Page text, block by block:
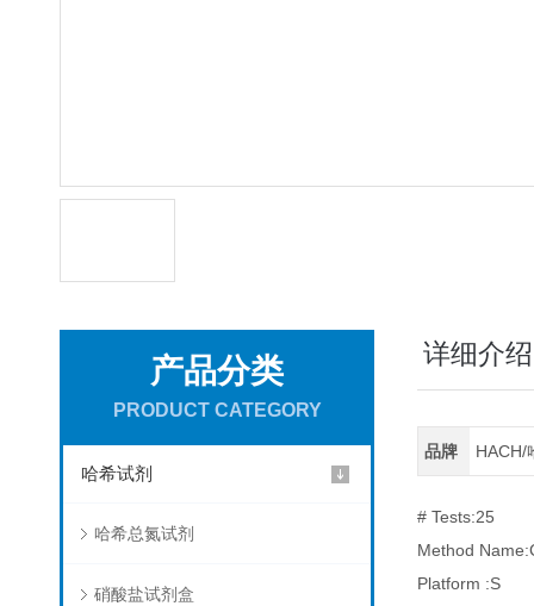
产品分类
PRODUCT CATEGORY
哈希试剂
哈希总氮试剂
硝酸盐试剂盒
详细介绍
品牌 HACH/
# Tests:25
Method
Platform :S